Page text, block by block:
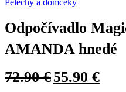
Odpočívadlo
AMANDA hnedé
72.90€ Original
55.90 €Current